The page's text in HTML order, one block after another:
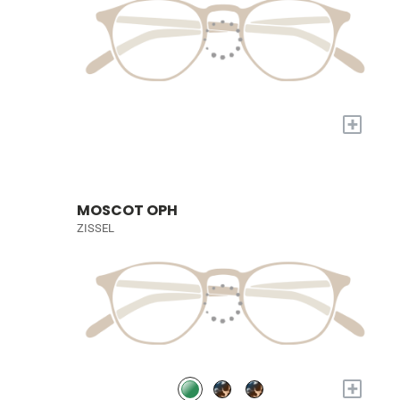
+
MOSCOT OPH
ZISSEL
+